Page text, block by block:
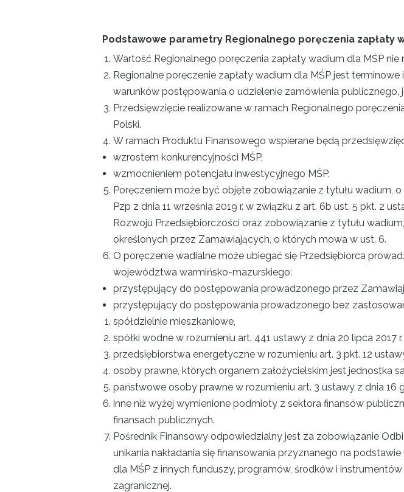
Podstawowe parametry Regionalnego poręczenia zapłaty
Wartość Regionalnego poręczenia zapłaty wadium dla MŚP nie
Regionalne poręczenie zapłaty wadium dla MŚP jest
warunków postępowania o udzielenie zamówienia publicznego,
Przedsięwzięcie realizowane w ramach Regionalnego
Polski.
W ramach Produktu Finansowego wspierane będą
wzrostem konkurencyjności MŚP,
wzmocnieniem potencjału inwestycyjnego MŚP.
Poręczeniem może być objęte zobowiązanie z tytułu wadium,
Pzp z dnia 11 września 2019 r. w związku z art. 6b ust. 5 pkt. 2
Rozwoju Przedsiębiorczości oraz zobowiązanie z tytułu
określonych przez Zamawiających, o których mowa w ust. 6.
O poręczenie wadialne może ubiegać się Przedsiębiorca
województwa warmińsko-mazurskiego:
przystępujący do postępowania prowadzonego przez
przystępujący do postępowania prowadzonego bez
spółdzielnie mieszkaniowe,
spółki wodne w rozumieniu art. 441 ustawy z dnia 20 lipca 2017
przedsiębiorstwa energetyczne w rozumieniu art. 3 pkt. 12
osoby prawne, których organem założycielskim jest jednostka
państwowe osoby prawne w rozumieniu art. 3 ustawy z dnia 16
inne niż wyżej wymienione podmioty z sektora finansów
finansach publicznych.
Pośrednik Finansowy odpowiedzialny jest za zobowiązanie
unikania nakładania się finansowania przyznanego na
dla MŚP z innych funduszy, programów, środków i
zagranicznej.